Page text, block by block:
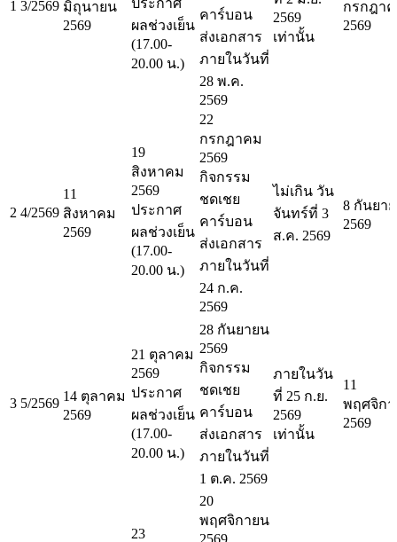
1 3/2569 มิถุนายน
2569
ผลช่วงเย็น
(17.00-
20.00 น.)
คาร์บอน
ส่งเอกสาร
ภายในวันที่
28 พ.ค.
2569
2569
เท่านั้น
กรกฎา
2569
2 4/2569
11
สิงหาคม
2569
19
สิงหาคม
2569
ประกาศ
ผลช่วงเย็น
(17.00-
20.00 น.)
22
กรกฎาคม
2569
กิจกรรม
ชดเชย
คาร์บอน
ส่งเอกสาร
ภายในวันที่
24 ก.ค.
2569
ไม่เกิน วัน
จันทร์ที่ 3
ส.ค. 2569
8 กันยา
2569
3 5/2569 14 ตุลาคม
2569
21 ตุลาคม
2569
ประกาศ
ผลช่วงเย็น
(17.00-
20.00 น.)
28 กันยายน
2569
กิจกรรม
ชดเชย
คาร์บอน
ส่งเอกสาร
ภายในวันที่
1 ต.ค. 2569
ภายในวัน
ที่ 25 ก.ย.
2569
เท่านั้น
11
พฤศจิก
2569
23
20
พฤศจิกายน
2569